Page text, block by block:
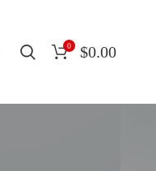
0 $0.00